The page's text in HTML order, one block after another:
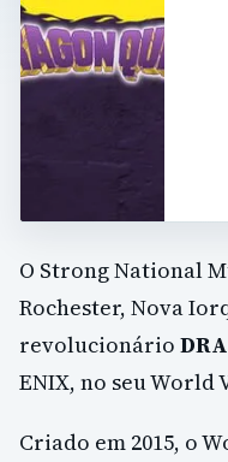
O Strong National
Rochester, Nova
revolucionário
ENIX, no seu World
Criado em 2015, o